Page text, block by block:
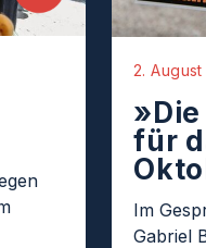
2.
für
Im
Gabriel